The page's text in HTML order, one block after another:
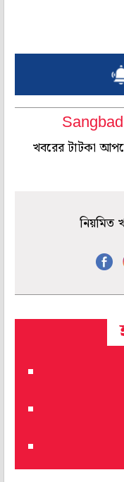
খবরের টাটকা